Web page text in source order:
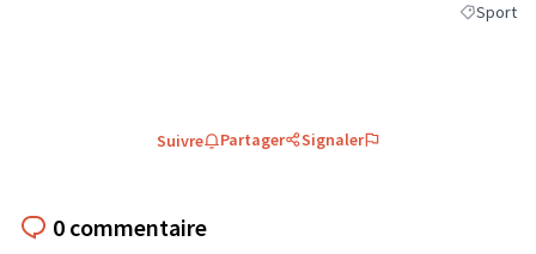
Filtrer les
Sport
Suivre Partager Signaler
0 commentaire